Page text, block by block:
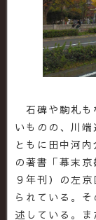
石碑や駒札も
いものの、川
ともに田中河
の著書「幕末
９年刊）の左
られている。
述している。